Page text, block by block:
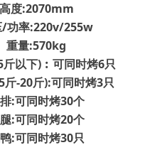
高度:2070mm
/功率:220v/255w
重量:570kg
以下)︰可同时烤6只
斤-20斤):可同时烤3只
:可同时烤30个
:可同时烤20个
:可同时烤30只